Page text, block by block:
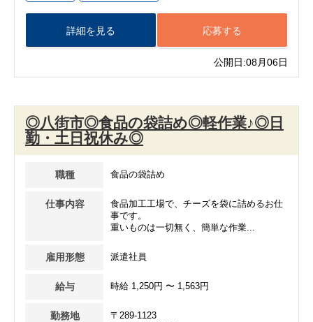
応募する
詳細を見る
公開日:08月06日
◎八街市◎食品の袋詰め◎軽作業♪◎日
勤・土日祝休み◎
職種 食品の袋詰め
仕事内容
食品加工工場で、チーズを袋に詰めるお仕
事です。
重いものは一切無く、簡単な作業...
雇用形態 派遣社員
給与 時給 1,250円 〜 1,563円
勤務地
〒289-1123